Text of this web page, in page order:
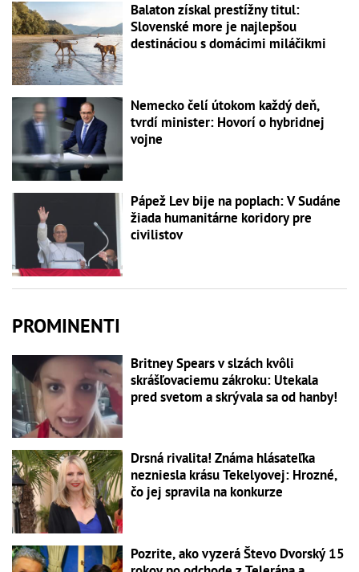
Balaton získal prestížny titul:
Slovenské more je najlepšou
destináciou s domácimi miláčikmi
Nemecko čelí útokom každý deň,
tvrdí minister: Hovorí o hybridnej
vojne
Pápež Lev bije na poplach: V Sudáne
žiada humanitárne koridory pre
civilistov
PROMINENTI
Britney Spears v slzách kvôli
skrášľovaciemu zákroku: Utekala
pred svetom a skrývala sa od hanby!
Drsná rivalita! Známa hlásateľka
nezniesla krásu Tekelyovej: Hrozné,
čo jej spravila na konkurze
Pozrite, ako vyzerá Števo Dvorský 15